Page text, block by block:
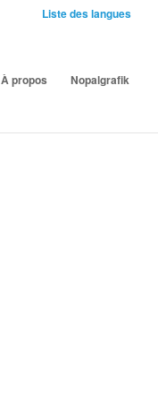
Liste des langues
À propos Nopalgrafik